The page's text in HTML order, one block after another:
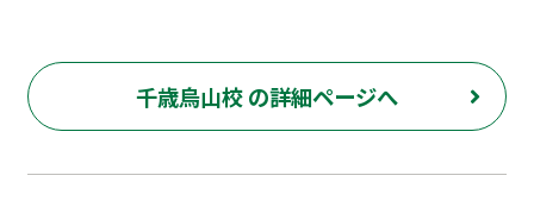
千歳烏山校 の詳細ページへ